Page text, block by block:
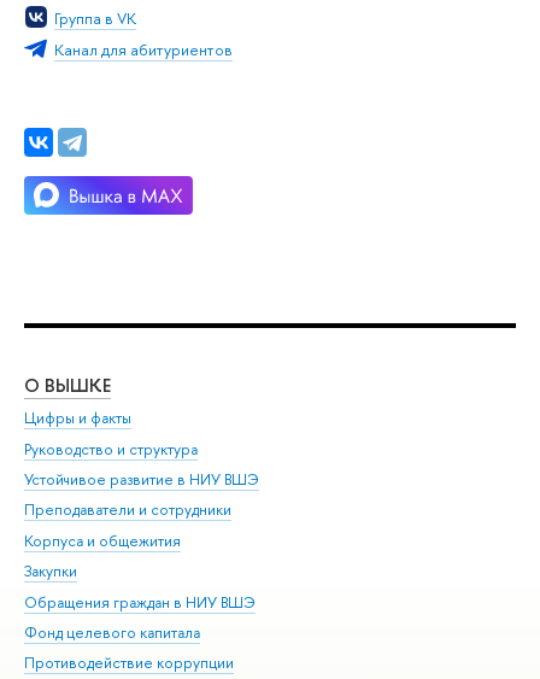
Группа в VK
Канал для абитуриентов
О ВЫШКЕ
Цифры и факты
Руководство и структура
Устойчивое развитие в НИУ ВШЭ
Преподаватели и сотрудники
Корпуса и общежития
Закупки
Обращения граждан в НИУ ВШЭ
Фонд целевого капитала
Противодействие коррупции